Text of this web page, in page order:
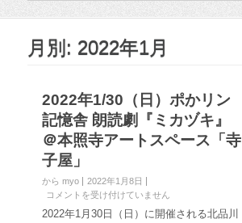
月別: 2022年1月
2022年1/30（日）ポかリン
記憶舎 朗読劇『ミカヅキ』
＠本照寺アートスペース「寺
子屋」
から myo
2022年1月8日
2
0
コメントを受け付けていません
2022年1月30日（日）に開催される北品川